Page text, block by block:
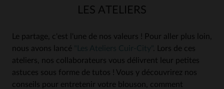
LES ATELIERS
Le partage, c'est l'une de nos valeurs ! Pour aller plus loin,
nous avons lancé
. Lors de ces
ateliers, nos collaborateurs vous délivrent leur petites
astuces sous forme de tutos ! Vous y découvrirez nos
conseils pour entretenir votre blouson, comment